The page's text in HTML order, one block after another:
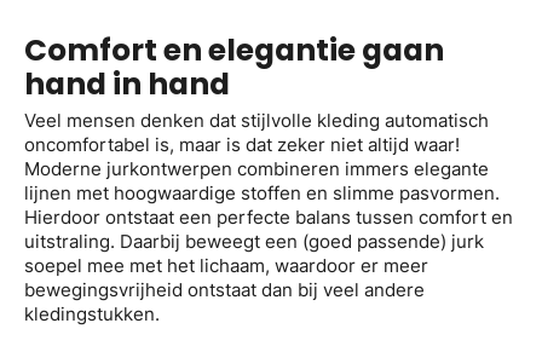
Comfort en elegantie gaan
hand in hand
Veel mensen denken dat stijlvolle kleding automatisch
oncomfortabel is, maar is dat zeker niet altijd waar!
Moderne jurkontwerpen combineren immers elegante
lijnen met hoogwaardige stoffen en slimme pasvormen.
Hierdoor ontstaat een perfecte balans tussen comfort en
uitstraling. Daarbij beweegt een (goed passende) jurk
soepel mee met het lichaam, waardoor er meer
bewegingsvrijheid ontstaat dan bij veel andere
kledingstukken.